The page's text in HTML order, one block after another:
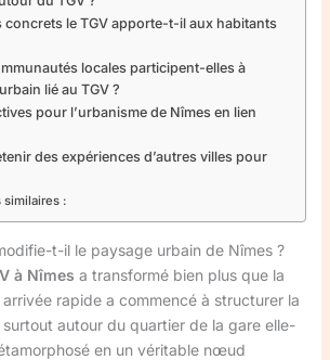
concrets le TGV apporte-t-il aux habitants
locales participent-elles à
lié au TGV ?
pour l’urbanisme de Nîmes en lien
des expériences d’autres villes pour
similaires :
t-il le paysage urbain de Nîmes ?
à Nîmes a transformé bien plus que la
rapide a commencé à structurer la
autour du quartier de la gare elle-
en un véritable nœud